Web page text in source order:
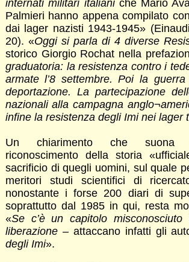
internati militari italiani che Mario
Palmieri hanno appena compilato
dai lager nazisti 1943-1945»
20). «Oggi si parla di 4 diverse
storico Giorgio Rochat nella
graduatoria: la resistenza contro i
armate l’8 settembre. Poi la
deportazione. La partecipazione
nazionali alla campagna
infine la resistenza degli Imi nei lager
Un chiarimento che suona
riconoscimento della storia
sacrificio di quegli uomini, sul quale
meritori studi scientifici di
nonostante i forse 200 diari di
soprattutto dal 1985 in qui, resta
«Se c’è un capitolo
liberazione – attaccano infatti gli
degli Imi».